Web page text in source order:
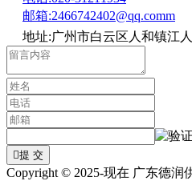
邮箱:2466742402@qq.comm
地址:广州市白云区人和镇江
提 交
Copyright © 2025-现在 广东德润